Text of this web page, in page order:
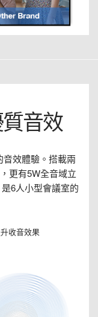
音效
效體驗。搭載兩
更有5W全音域立
6人小型會議室的
收音效果